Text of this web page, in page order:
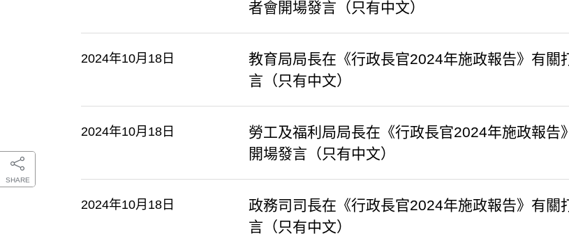
SHARE
者會開場發言（只有中文）
2024年10月18日
教育局局長在《行政長官2024年施政報告》有
言（只有中文）
2024年10月18日
勞工及福利局局長在《行政長官2024年施政報
開場發言（只有中文）
2024年10月18日
政務司司長在《行政長官2024年施政報告》有
言（只有中文）